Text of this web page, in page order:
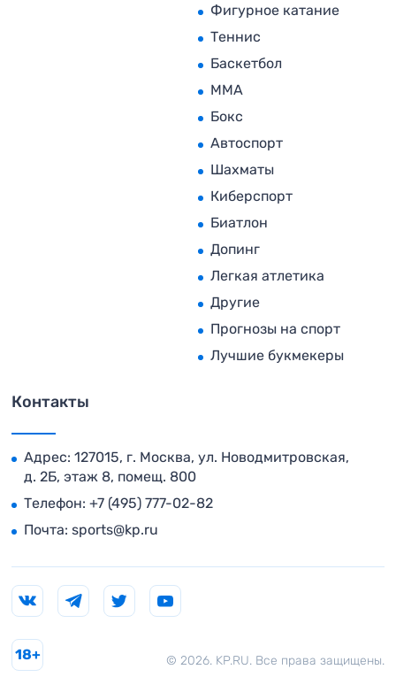
Фигурное катание
Теннис
Баскетбол
MMA
Бокс
Автоспорт
Шахматы
Киберспорт
Биатлон
Допинг
Легкая атлетика
Другие
Прогнозы на спорт
Лучшие букмекеры
Контакты
Адрес: 127015, г. Москва, ул. Новодмитровская,
д. 2Б, этаж 8, помещ. 800
Телефон: +7 (495) 777-02-82
Почта: sports@kp.ru
© 2026. KP.RU. Все права защищены.
18+